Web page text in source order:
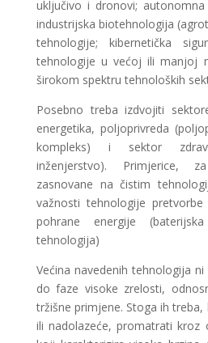
uključivo i dronovi;
industrijska biotehnologija
tehnologije; kibernetička
tehnologije u većoj ili manjoj
širokom spektru tehnoloških
Posebno treba izdvojiti
energetika, poljoprivreda
kompleks) i sektor
inženjerstvo). Primjerice,
zasnovane na čistim
važnosti tehnologije
pohrane energije
tehnologija)
Većina navedenih tehnologija
do faze visoke zrelosti,
tržišne primjene. Stoga ih
ili nadolazeće, promatrati kroz